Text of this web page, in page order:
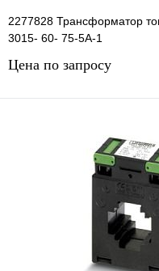
2277828 Трансформатор
3015- 60- 75-5A-1
Цена по запросу